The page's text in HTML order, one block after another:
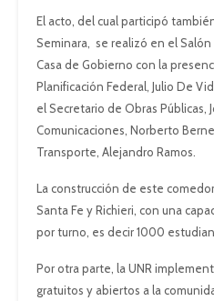
El acto, del cual participó
Seminara, se realizó en el
Casa de Gobierno con la
Planificación Federal, Julio De
el Secretario de Obras Públicas,
Comunicaciones, Norberto
Transporte, Alejandro Ramos.
La construcción de este
Santa Fe y Richieri, con una
por turno, es decir 1000
Por otra parte, la UNR
gratuitos y abiertos a la